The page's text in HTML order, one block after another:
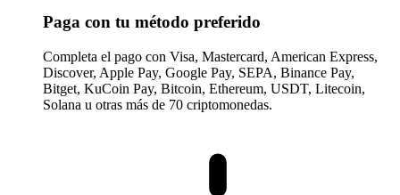
Paga con tu método preferido
Completa el pago con Visa, Mastercard, American Express,
Discover, Apple Pay, Google Pay, SEPA, Binance Pay,
Bitget, KuCoin Pay, Bitcoin, Ethereum, USDT, Litecoin,
Solana u otras más de 70 criptomonedas.